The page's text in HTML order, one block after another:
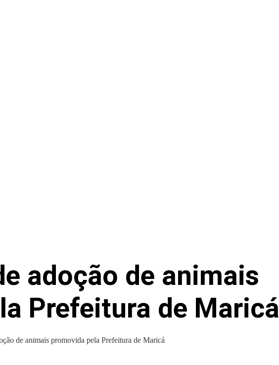
adoção de animais
Prefeitura de Maricá